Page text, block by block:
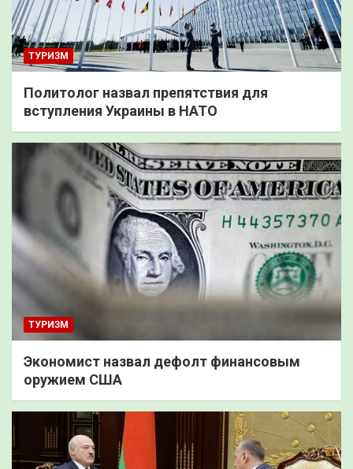
ТУРИЗМ
Политолог назвал препятствия для
вступления Украины в НАТО
ТУРИЗМ
Экономист назвал дефолт финансовым
оружием США